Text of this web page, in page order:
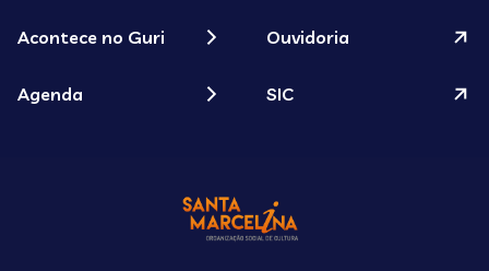
Acontece no Guri
Agenda
Ouvidoria
SIC